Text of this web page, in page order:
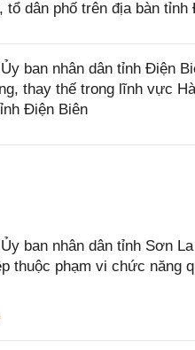
dân phố trên địa bàn tỉnh
ban nhân dân tỉnh Điện
thay thế trong lĩnh vực
Điện Biên
ban nhân dân tỉnh Sơn
thuộc phạm vi chức năng